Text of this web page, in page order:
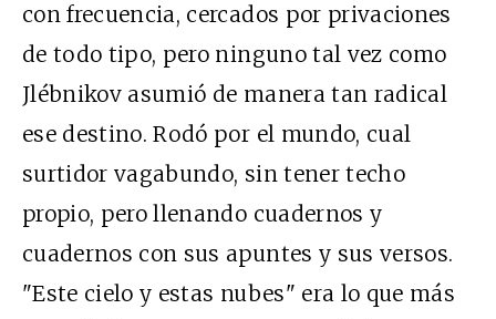
con frecuencia, cercados por privaciones
de todo tipo, pero ninguno tal vez como
Jlébnikov asumió de manera tan radical
ese destino. Rodó por el mundo, cual
surtidor vagabundo, sin tener techo
propio, pero llenando cuadernos y
cuadernos con sus apuntes y sus versos.
"Este cielo y estas nubes" era lo que más